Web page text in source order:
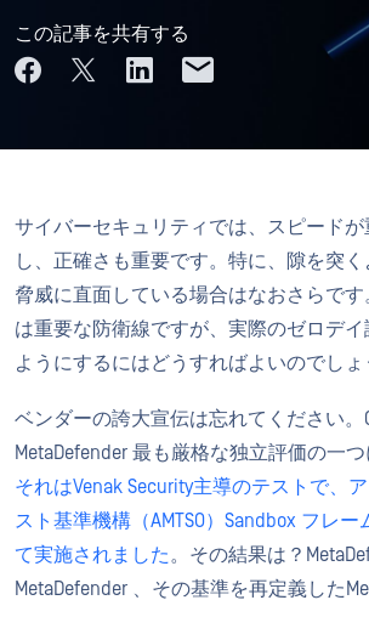
この記事を共有する
サイバーセキュリティでは、スピード
し、正確さも重要です。特に、隙を突
脅威に直面している場合はなおさらで
は重要な防衛線ですが、実際のゼロデ
ようにするにはどうすればよいのでしょ
ベンダーの誇大宣伝は忘れてください。
MetaDefender 最も厳格な独立評価の一つ
それはVenak Security主導のテストで、
スト基準機構（AMTSO）Sandbox フレ
て実施されました。その結果は？
MetaDefender 、その基準を再定義した